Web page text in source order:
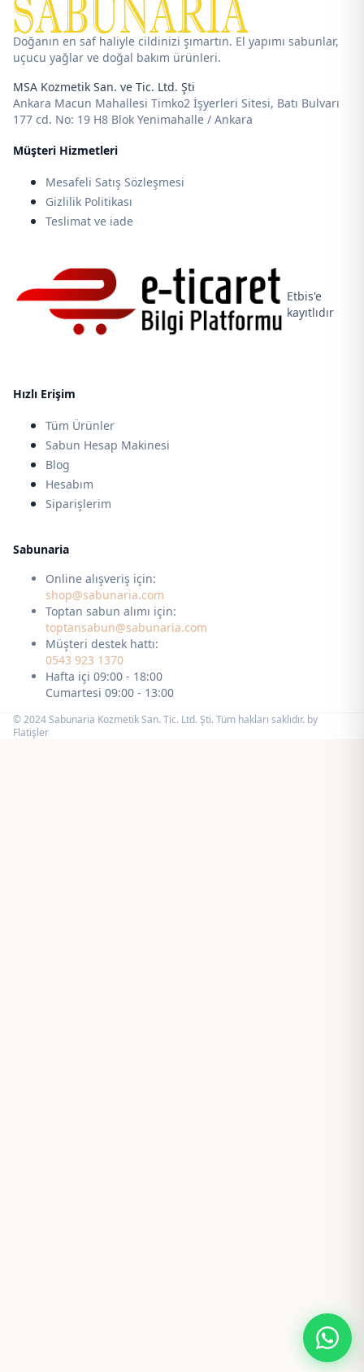
625,00 ₺
Doğanın en saf haliyle cildinizi şımartın. El yapımı sabunlar,
uçucu yağlar ve doğal bakım ürünleri.
MSA Kozmetik San. ve Tic. Ltd. Şti
Ankara Macun Mahallesi Timko2 İşyerleri Sitesi, Batı Bulvarı
177 cd. No: 19 H8 Blok Yenimahalle / Ankara
Müşteri Hizmetleri
Mesafeli Satış Sözleşmesi
Gizlilik Politikası
Teslimat ve iade
Etbis'e
kayıtlıdır
Hızlı Erişim
Tüm Ürünler
Sabun Hesap Makinesi
Blog
Hesabım
Siparişlerim
Sabunaria
Online alışveriş için:
shop@sabunaria.com
Toptan sabun alımı için:
toptansabun@sabunaria.com
Müşteri destek hattı:
0543 923 1370
Hafta içi 09:00 - 18:00
Cumartesi 09:00 - 13:00
© 2024 Sabunaria Kozmetik San. Tic. Ltd. Şti. Tüm hakları saklıdır. by
Flatişler